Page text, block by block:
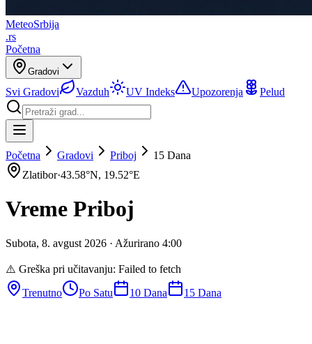
MeteoSrbija
.rs
Početna
Gradovi
Svi Gradovi Vazduh UV Indeks Upozorenja Pelud
Početna Gradovi Priboj
15 Dana
Zlatibor·43.58°N, 19.52°E
Vreme Priboj
Subota, 8. avgust 2026 · Ažurirano 4:00
⚠️ Greška pri učitavanju: Failed to fetch
Trenutno
Po Satu 10 Dana 15 Dana